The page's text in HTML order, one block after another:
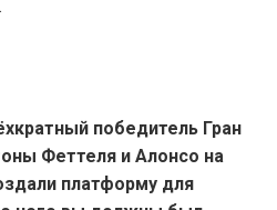
победитель Гран
Феттеля и Алонсо на
платформу для